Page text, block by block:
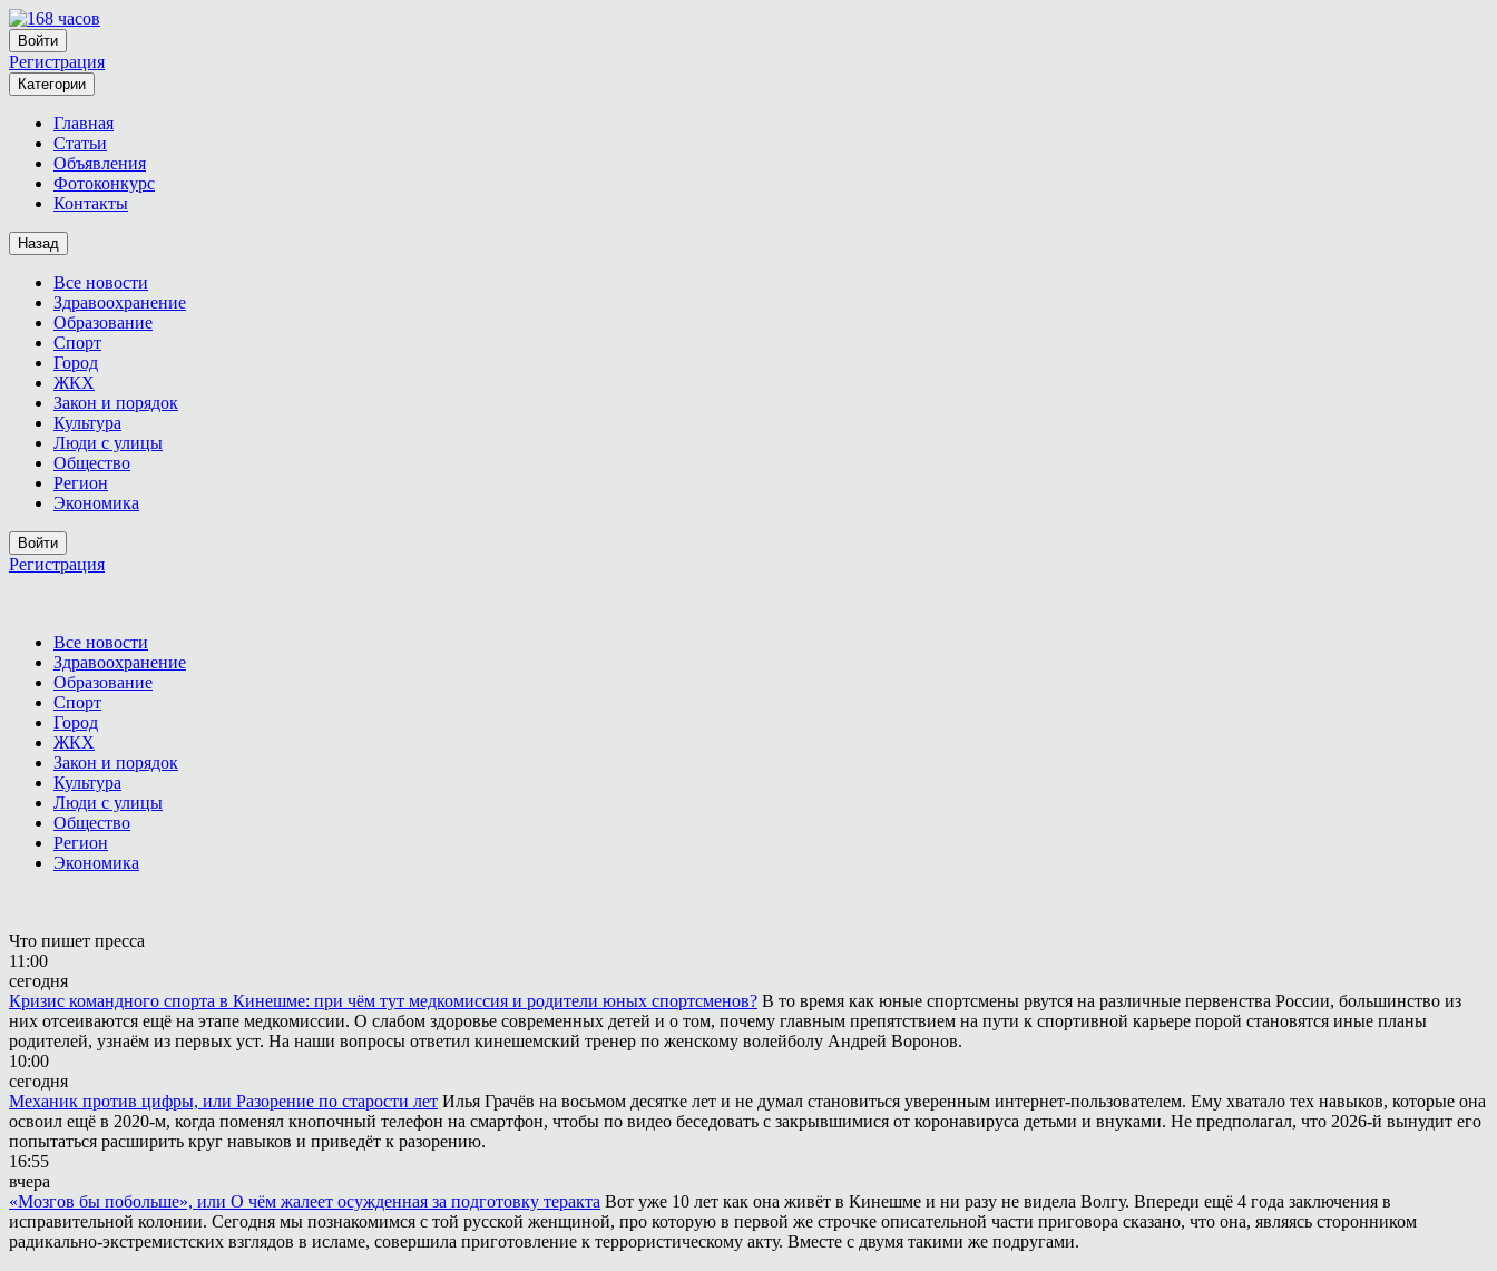
Войти
Регистрация
Категории
Главная
Статьи
Объявления
Фотоконкурс
Контакты
Назад
Все новости
Здравоохранение
Образование
Спорт
Город
ЖКХ
Закон и порядок
Культура
Люди с улицы
Общество
Регион
Экономика
Войти
Регистрация
Все новости
Здравоохранение
Образование
Спорт
Город
ЖКХ
Закон и порядок
Культура
Люди с улицы
Общество
Регион
Экономика
Что пишет пресса
11:00
сегодня
Кризис командного спорта в Кинешме: при чём тут медкомиссия и родители юных спортсменов? В то время как юные спортсмены рвутся на различные первенства России, большинство из
них отсеиваются ещё на этапе медкомиссии. О слабом здоровье современных детей и о том, почему главным препятствием на пути к спортивной карьере порой становятся иные планы
родителей, узнаём из первых уст. На наши вопросы ответил кинешемский тренер по женскому волейболу Андрей Воронов.
10:00
сегодня
Механик против цифры, или Разорение по старости лет Илья Грачёв на восьмом десятке лет и не думал становиться уверенным интернет-пользователем. Ему хватало тех навыков, которые она
освоил ещё в 2020-м, когда поменял кнопочный телефон на смартфон, чтобы по видео беседовать с закрывшимися от коронавируса детьми и внуками. Не предполагал, что 2026-й вынудит его
попытаться расширить круг навыков и приведёт к разорению.
16:55
вчера
«Мозгов бы побольше», или О чём жалеет осужденная за подготовку теракта Вот уже 10 лет как она живёт в Кинешме и ни разу не видела Волгу. Впереди ещё 4 года заключения в
исправительной колонии. Сегодня мы познакомимся с той русской женщиной, про которую в первой же строчке описательной части приговора сказано, что она, являясь сторонником
радикально-экстремистских взглядов в исламе, совершила приготовление к террористическому акту. Вместе с двумя такими же подругами.